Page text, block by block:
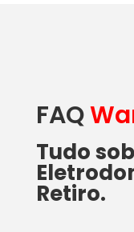
FAQ
Tudo
Retiro.